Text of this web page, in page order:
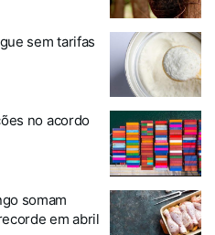
sem tarifas
no acordo
somam
em abril